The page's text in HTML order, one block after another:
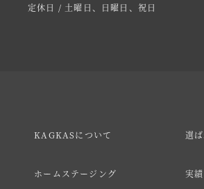
定休日 / 土曜日、日曜日、祝日
KAGKASについて
ホームステージング
選
実績